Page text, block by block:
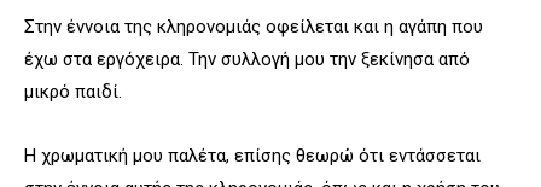
Στην έννοια της κληρονομιάς οφείλεται και η αγάπη που
έχω στα εργόχειρα. Την συλλογή μου την ξεκίνησα από
μικρό παιδί.
Η χρωματική μου παλέτα, επίσης θεωρώ ότι εντάσσεται